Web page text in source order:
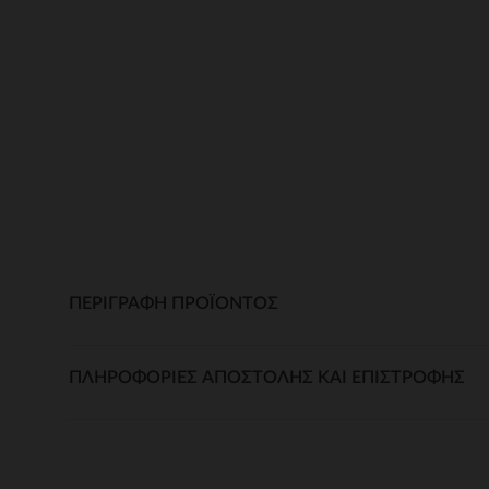
ΠΕΡΙΓΡΑΦΉ ΠΡΟΪΌΝΤΟΣ
ΠΛΗΡΟΦΟΡΊΕΣ ΑΠΟΣΤΟΛΉΣ ΚΑΙ ΕΠΙΣΤΡΟΦΉΣ